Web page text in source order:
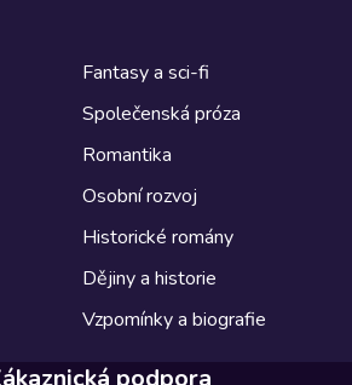
Fantasy a sci-fi
Společenská próza
Romantika
Osobní rozvoj
Historické romány
Dějiny a historie
Vzpomínky a biografie
podpora